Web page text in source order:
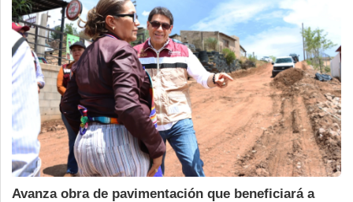
Avanza obra de pavimentación que beneficiará a